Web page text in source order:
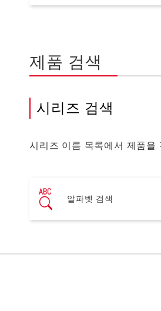
제품 검색
시리즈 검색
시리즈 이름 목록에서 제품을
알파벳 검색